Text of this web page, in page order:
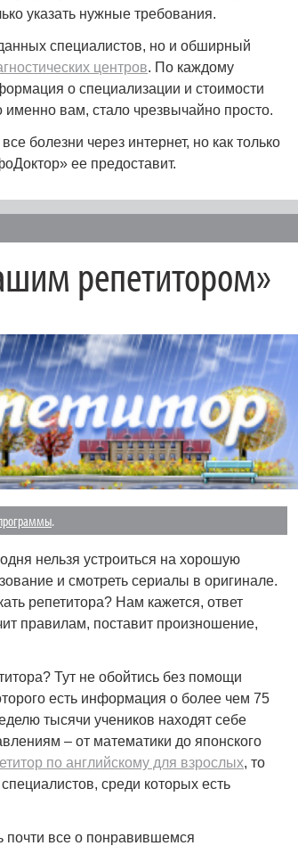
указать нужные требования.
специалистов, но и обширный
центров. По каждому
о специализации и стоимости
именно вам, стало чрезвычайно просто.
болезни через интернет, но как только
ее предоставит.
репетитором»
.
нельзя устроиться на хорошую
и смотреть сериалы в оригинале.
репетитора? Нам кажется, ответ
правилам, поставит произношение,
Тут не обойтись без помощи
есть информация о более чем 75
тысячи учеников находят себе
– от математики до японского
по английскому для взрослых, то
среди которых есть
почти все о понравившемся